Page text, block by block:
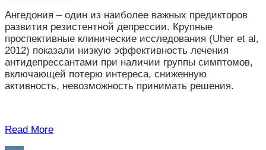
Ангедония – один из наиболее важных предикторов
развития резистентной депрессии. Крупные
проспективные клинические исследования (Uher et al,
2012) показали низкую эффективность лечения
антидепрессантами при наличии группы симптомов,
включающей потерю интереса, сниженную
активность, невозможность принимать решения.
Read More